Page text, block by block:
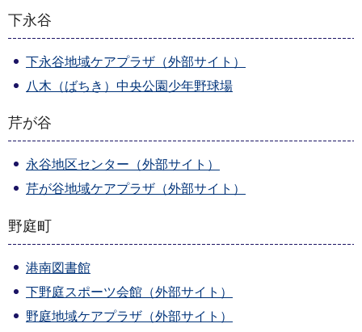
下永谷
下永谷地域ケアプラザ（外部サイト）
八木（ばちき）中央公園少年野球場
芹が谷
永谷地区センター（外部サイト）
芹が谷地域ケアプラザ（外部サイト）
野庭町
港南図書館
下野庭スポーツ会館（外部サイト）
野庭地域ケアプラザ（外部サイト）